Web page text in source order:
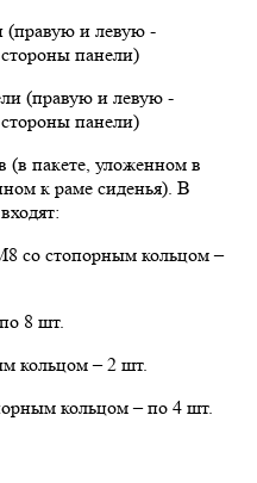
(правую и левую -
панели)
(правую и левую -
панели)
(в пакете, уложенном в
к раме сиденья). В
со стопорным кольцом –
8 шт.
– 2 шт.
кольцом – по 4 шт.